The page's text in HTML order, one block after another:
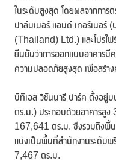
ในระดับสูงสุด โดยผลจากการ
ปาล์มเมอร์ แอนด์ เทอร์เนอ
(Thailand) Ltd.) และโปรไ
ยืนยันว่าการออกแบบอาคารมี
ความปลอดภัยสูงสุด เพื่อสร้า
บีทีเอส วิชันนารี ปาร์ค ตั้งอ
ตร.ม.) ประกอบด้วยอาคารสู
167,641 ตร.ม. ซึ่งรวมถึงพื้
แบ่งเป็นพื้นที่สำนักงานระดับ
7,467 ตร.ม.